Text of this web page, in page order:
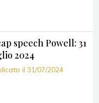
speech Powell: 31
2024
il 31/07/2024